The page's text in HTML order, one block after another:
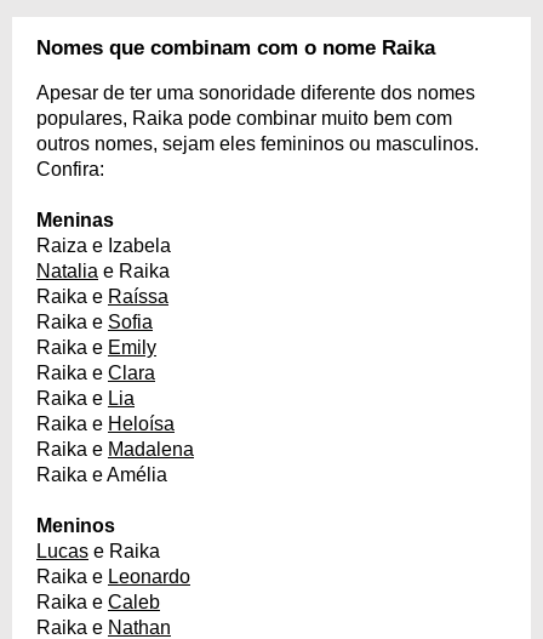
Nomes que combinam com o nome Raika
Apesar de ter uma sonoridade diferente dos nomes
populares, Raika pode combinar muito bem com
outros nomes, sejam eles femininos ou masculinos.
Confira:
Meninas
Raiza e Izabela
Natalia e Raika
Raika e Raíssa
Raika e Sofia
Raika e Emily
Raika e Clara
Raika e Lia
Raika e Heloísa
Raika e Madalena
Raika e Amélia
Meninos
Lucas e Raika
Raika e Leonardo
Raika e Caleb
Raika e Nathan